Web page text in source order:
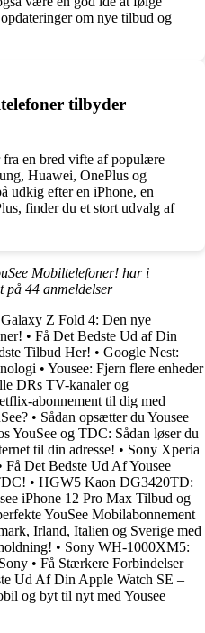
om nye tilbud og
tilbyder
en bred vifte af populære
Huawei, OnePlus og
udkig efter en iPhone, en
finder du et stort udvalg af
Mobiltelefoner! har i
på 44 anmeldelser
Galaxy Z Fold 4: Den nye
• Få Det Bedste Ud af Din
Tilbud Her! • Google Nest:
• Yousee: Fjern flere enheder
DRs TV-kanaler og
abonnement til dig med
• Sådan opsætter du Yousee
YouSee og TDC: Sådan løser du
til din adresse! • Sony Xperia
Få Det Bedste Ud Af Yousee
• HGW5 Kaon DG3420TD:
iPhone 12 Pro Max Tilbud og
YouSee Mobilabonnement
Irland, Italien og Sverige med
• Sony WH-1000XM5:
• Få Stærkere Forbindelser
Ud Af Din Apple Watch SE –
og byt til nyt med Yousee